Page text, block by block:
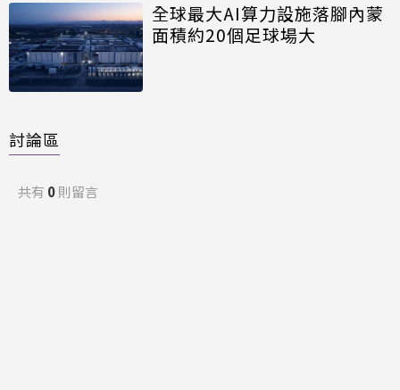
全球最大AI算力設施落腳內蒙
面積約20個足球場大
討論區
共有 0則留言